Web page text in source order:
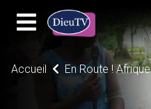
Accueil En Route ! Afrique